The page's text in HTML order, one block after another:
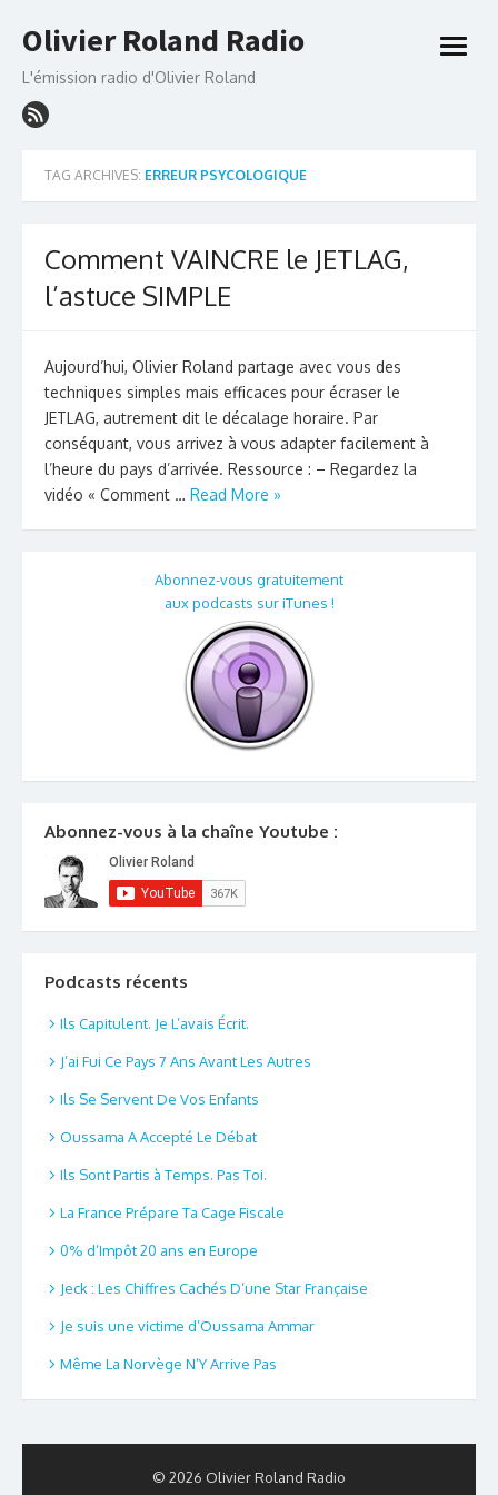
to
Olivier Roland Radio
L'émission radio d'Olivier Roland
open
TAG ARCHIVES: ERREUR PSYCOLOGIQUE
Comment VAINCRE le JETLAG,
l’astuce SIMPLE
Aujourd’hui, Olivier Roland partage avec vous des
techniques simples mais efficaces pour écraser le
JETLAG, autrement dit le décalage horaire. Par
conséquant, vous arrivez à vous adapter facilement à
l’heure du pays d’arrivée. Ressource : – Regardez la
vidéo « Comment … Read More »
Abonnez-vous gratuitement
aux podcasts sur iTunes !
Abonnez-vous à la chaîne Youtube :
Podcasts récents
Ils Capitulent. Je L’avais Écrit.
J’ai Fui Ce Pays 7 Ans Avant Les Autres
Ils Se Servent De Vos Enfants
Oussama A Accepté Le Débat
Ils Sont Partis à Temps. Pas Toi.
La France Prépare Ta Cage Fiscale
0% d’Impôt 20 ans en Europe
Jeck : Les Chiffres Cachés D’une Star Française
Je suis une victime d’Oussama Ammar
Même La Norvège N’Y Arrive Pas
© 2026 Olivier Roland Radio